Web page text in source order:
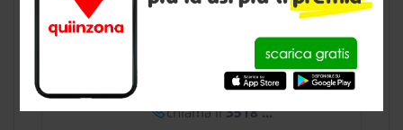
CONTATTI
usa gratis quiinzona e :
Via del Lanico ...
chiama il3518 ...